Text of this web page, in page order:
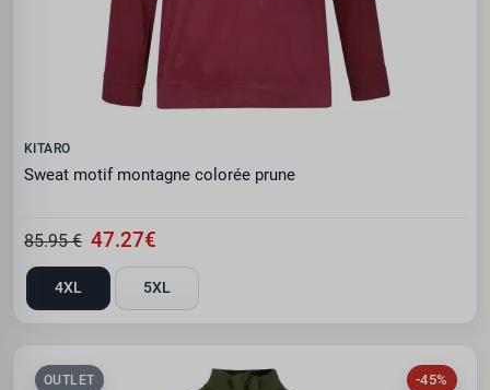
KITARO
Sweat motif montagne colorée prune
85.95 € 47.27€
4XL 5XL
-45%
OUTLET